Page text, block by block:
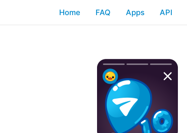
Home FAQ Apps API